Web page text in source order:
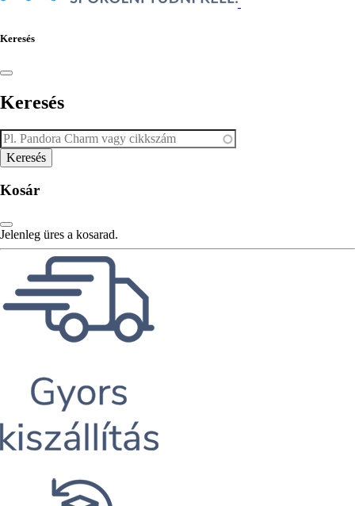
Keresés
Keresés
Kosár
Jelenleg üres a kosarad.